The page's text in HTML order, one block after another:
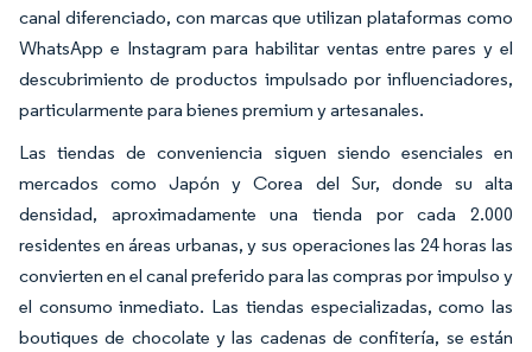
canal diferenciado, con marcas que utilizan plataformas como
WhatsApp e Instagram para habilitar ventas entre pares y el
descubrimiento de productos impulsado por influenciadores,
particularmente para bienes premium y artesanales.
Las tiendas de conveniencia siguen siendo esenciales en
mercados como Japón y Corea del Sur, donde su alta
densidad, aproximadamente una tienda por cada 2.000
residentes en áreas urbanas, y sus operaciones las 24 horas las
convierten en el canal preferido para las compras por impulso y
el consumo inmediato. Las tiendas especializadas, como las
boutiques de chocolate y las cadenas de confitería, se están